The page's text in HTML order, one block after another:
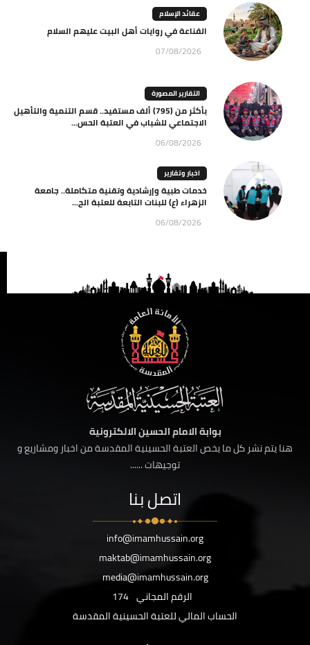
عقائد الإسلام
القناعة في روايات أهل البيت عليهم السلام
07/08/2026
التقارير المصورة
بأكثر من (795) ألف مستفيد.. قسم التنمية والتأهيل
الاجتماعي للشباب في العتبة الحس...
06/08/2026
اخبار وتقارير
خدمات طبية وإرشادية وتقنية متكاملة.. جامعة
الزهراء (ع) للبنات التابعة للعتبة الح...
06/08/2026
بوابة الامام الحسين الالكترونية
هنا يتم نشر كل ما يخص العتبة الحسينية المقدسة من اخبار ومشاريع و
توجيهات ......
اتصل بنا
info@imamhussain.org
maktab@imamhussain.org
media@imamhussain.org
الرقم المجاني 174
الحساب المالي للعتبة الحسينية المقدسة